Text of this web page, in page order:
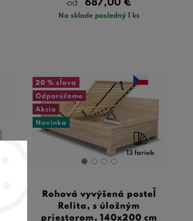
od 687,00 €
Na sklade posledný 1 ks
20 % zľava
Odporúčame
Akcia
Novinka
13 farieb
Rohová vyvýšená posteľ
Relita, s úložným
priestorom, 140x200 cm